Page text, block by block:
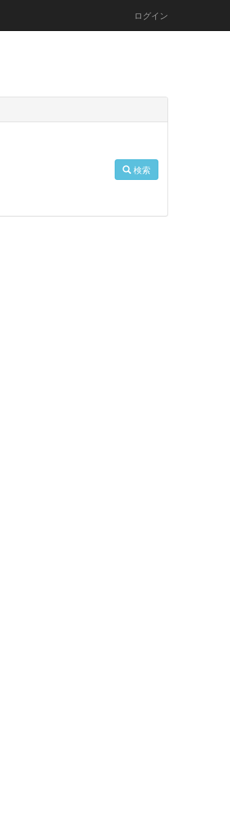
ログイン
検索